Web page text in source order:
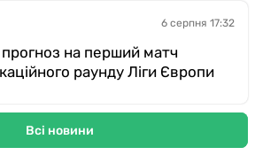
6 серпня 17:32
на перший матч
раунду Ліги Європи
Всі новини